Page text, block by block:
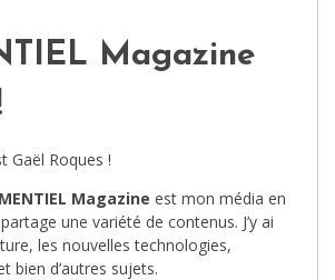
Magazine
Gaël Roques !
Magazine est mon média en
une variété de contenus. J’y ai
les nouvelles technologies,
bien d’autres sujets.